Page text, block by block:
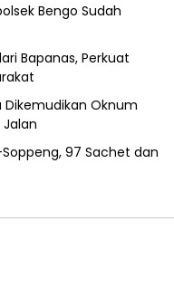
Bengo Sudah
Bapanas, Perkuat
Dikemudikan Oknum
Jalan
97 Sachet dan